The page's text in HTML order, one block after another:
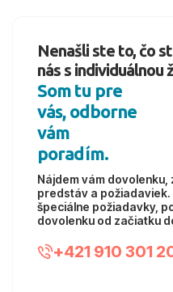
Nenašli ste to, čo
nás s individuálnou
Som tu pre
vás, odborne
vám
poradím.
Nájdem vám
predstáv a požiadaviek.
špeciálne požiadavky,
dovolenku od začiatku
+421 910 301